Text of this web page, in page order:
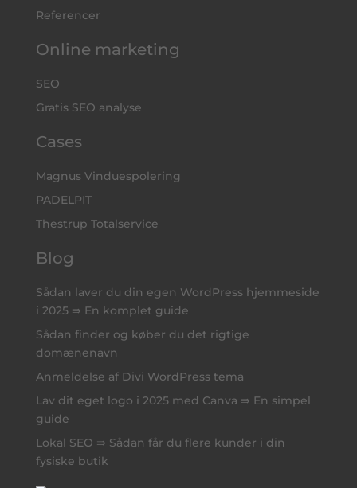
Referencer
Online marketing
SEO
Gratis SEO analyse
Cases
Magnus Vinduespolering
PADELPIT
Thestrup Totalservice
Blog
Sådan laver du din egen WordPress hjemmeside
i 2025 ⇛ En komplet guide
Sådan finder og køber du det rigtige
domænenavn
Anmeldelse af Divi WordPress tema
Lav dit eget logo i 2025 med Canva ⇛ En simpel
guide
Lokal SEO ⇛ Sådan får du flere kunder i din
fysiske butik